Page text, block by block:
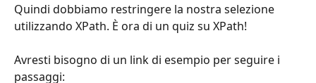
Quindi dobbiamo restringere la nostra selezione
utilizzando XPath. È ora di un quiz su XPath!
Avresti bisogno di un link di esempio per seguire i
passaggi: